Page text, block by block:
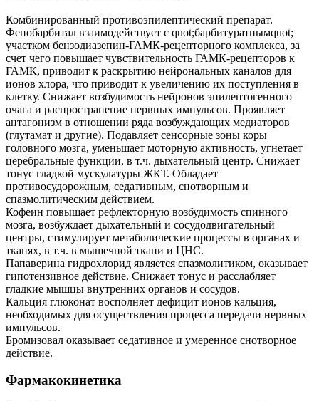
Комбинированный противоэпилептический препарат.
Фенобарбитал взаимодействует с quot;барбитуратнымquot;
участком бензодиазепин-ГАМК-рецепторного комплекса, за
счет чего повышает чувствительность ГАМК-рецепторов к
ГАМК, приводит к раскрытию нейрональных каналов для
ионов хлора, что приводит к увеличению их поступления в
клетку. Снижает возбудимость нейронов эпилептогенного
очага и распространение нервных импульсов. Проявляет
антагонизм в отношении ряда возбуждающих медиаторов
(глутамат и другие). Подавляет сенсорные зоны коры
головного мозга, уменьшает моторную активность, угнетает
церебральные функции, в т.ч. дыхательный центр. Снижает
тонус гладкой мускулатуры ЖКТ. Обладает
противосудорожным, седативным, снотворным и
спазмолитическим действием.
Кофеин повышает рефлекторную возбудимость спинного
мозга, возбуждает дыхательный и сосудодвигательный
центры, стимулирует метаболические процессы в органах и
тканях, в т.ч. в мышечной ткани и ЦНС.
Папаверина гидрохлорид является спазмолитиком, оказывает
гипотензивное действие. Снижает тонус и расслабляет
гладкие мышцы внутренних органов и сосудов.
Кальция глюконат восполняет дефицит ионов кальция,
необходимых для осуществления процесса передачи нервных
импульсов.
Бромизовал оказывает седативное и умеренное снотворное
действие.
Фармакокинетика